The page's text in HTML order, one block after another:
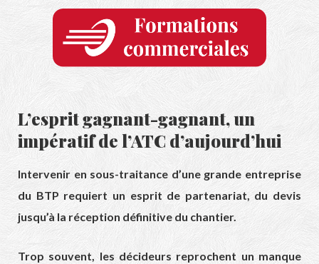
L’esprit gagnant-gagnant, un
impératif de l’ATC d’aujourd’hui
Intervenir en sous-traitance d’une grande entreprise
du BTP requiert un esprit de partenariat, du devis
jusqu’à la réception définitive du chantier.
Trop souvent, les décideurs reprochent un manque